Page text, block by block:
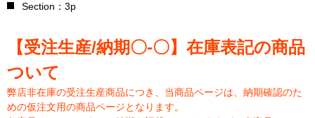
Section：3p
【受注生産/納期〇-〇】在庫表記の商品
ついて
弊店非在庫の受注生産商品につき、当商品ページは、納期確認のた
めの仮注文用の商品ページとなります。